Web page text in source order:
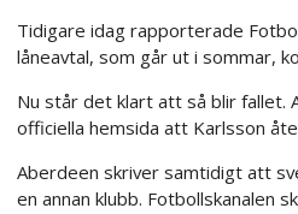
Tidigare idag rapporterade
låneavtal, som går ut i sommar,
Nu står det klart att så blir fallet.
officiella hemsida att Karlsson
Aberdeen skriver samtidigt att
en annan klubb. Fotbollskanalen